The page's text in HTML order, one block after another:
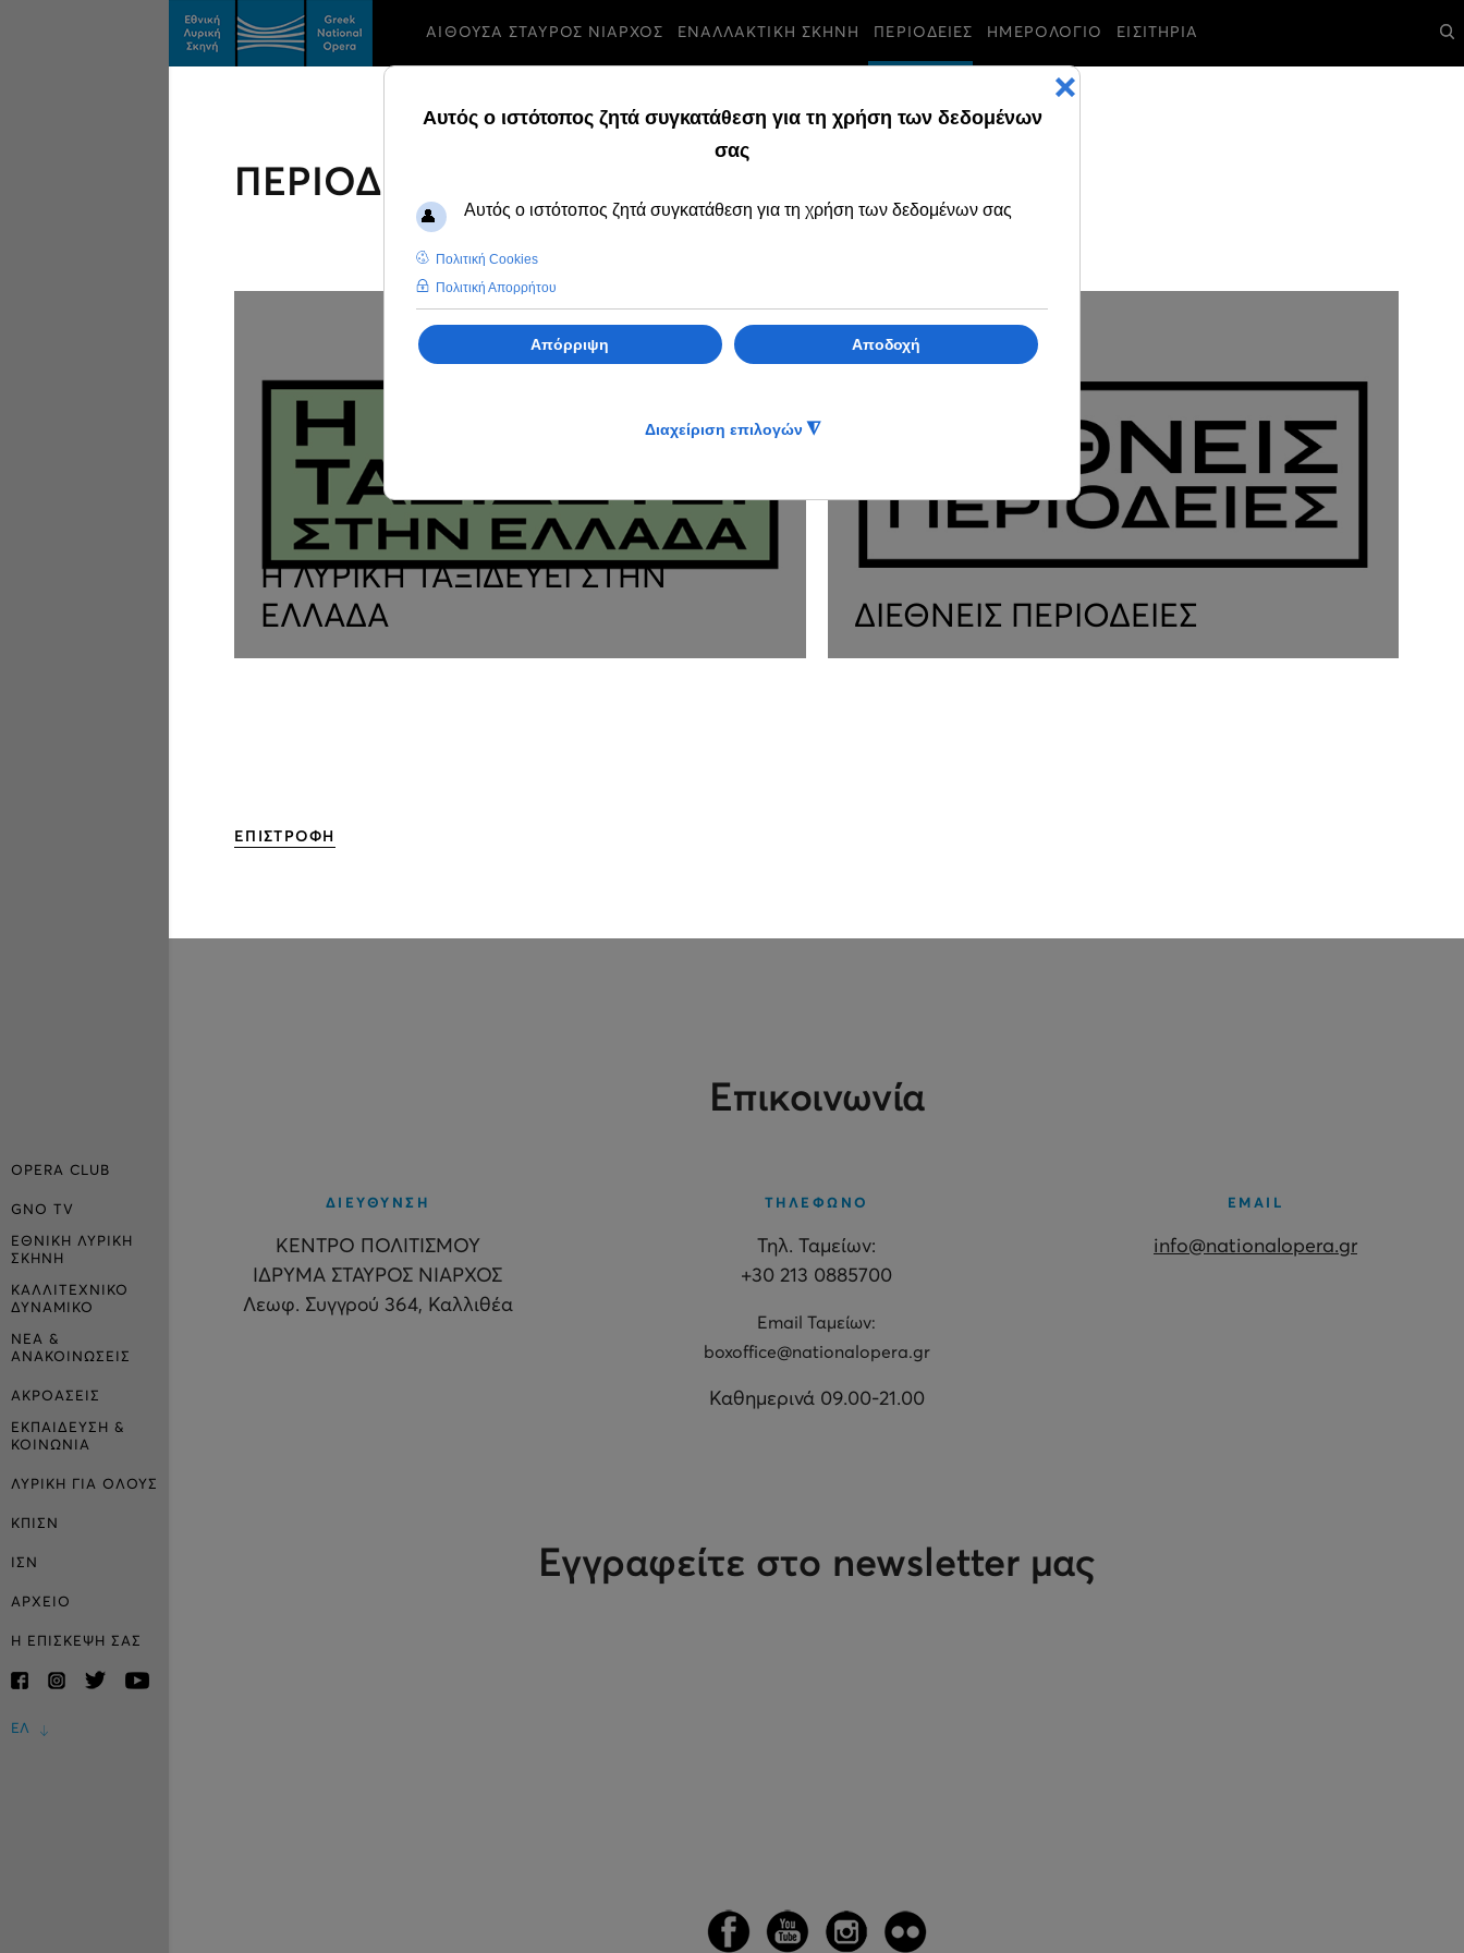
OPERA CLUB
GNO TV
ΕΘΝΙΚΗ ΛΥΡΙΚΗ
ΣΚΗΝΗ
ΚΑΛΛΙΤΕΧΝΙΚΟ
ΔΥΝΑΜΙΚΟ
ΝΕΑ &
ΑΝΑΚΟΙΝΩΣΕΙΣ
ΑΚΡΟΑΣΕΙΣ
ΕΚΠΑΙΔΕΥΣΗ &
ΚΟΙΝΩΝΙΑ
ΛΥΡΙΚΗ ΓΙΑ ΟΛΟΥΣ
ΚΠΙΣΝ
ΙΣΝ
ΑΡΧΕΙΟ
Η ΕΠΙΣΚΕΨΗ ΣΑΣ
ΕΛ
ΑΙΘΟΥΣΑ ΣΤΑΥΡΟΣ ΝΙΑΡΧΟΣ ΕΝΑΛΛΑΚΤΙΚΗ ΣΚΗΝΗ ΠΕΡΙΟΔΕΙΕΣ ΗΜΕΡΟΛΟΓΙΟ ΕΙΣΙΤΗΡΙΑ
ΠΕΡΙΟΔΕΙΕΣ
H ΛΥΡΙΚΗ ΤΑΞΙΔΕΥΕΙ ΣΤΗΝ
ΕΛΛΑΔΑ
ΔΙΕΘΝΕΙΣ ΠΕΡΙΟΔΕΙΕΣ
ΕΠΙΣΤΡΟΦΗ
Επικοινωνία
ΔΙΕΥΘΥΝΣΗ
ΚΕΝΤΡΟ ΠΟΛΙΤΙΣΜΟΥ
ΙΔΡΥΜΑ ΣΤΑΥΡΟΣ ΝΙΑΡΧΟΣ
Λεωφ. Συγγρού 364, Καλλιθέα
ΤΗΛΕΦΩΝΟ
Τηλ. Ταμείων:
+30 213 0885700
Εmail Ταμείων:
boxoffice@nationalopera.gr
Καθημερινά 09.00-21.00
EMAIL
info@nationalopera.gr
Εγγραφείτε στο newsletter μας